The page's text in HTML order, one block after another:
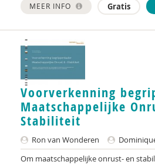
MEER INFO Gratis
Voorverkenning
Maatschappelijke
Stabiliteit
Ron van Wonderen
Om maatschappelijke onrust- en